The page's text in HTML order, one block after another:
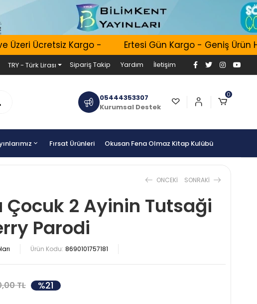
Ücretsiz Kargo - Ertesi Gün Kargo - Geniş Ürün
TRY - Türk Lirası Sipariş Takip Yardım İletişim
05444353307
Kurumsal Destek
0
Fırsat Ürünleri Okusan Fena Olmaz Kitap Kulübü
ONCEKI SONRAKI
Çocuk 2 Ayinin Tutsaği
Parodi
Ürün Kodu: 8690101757181
TL %21